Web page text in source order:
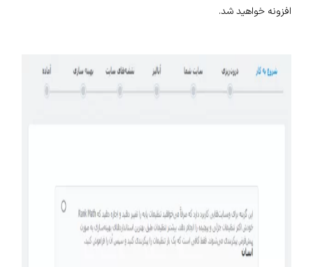
افزونه خواهید شد.